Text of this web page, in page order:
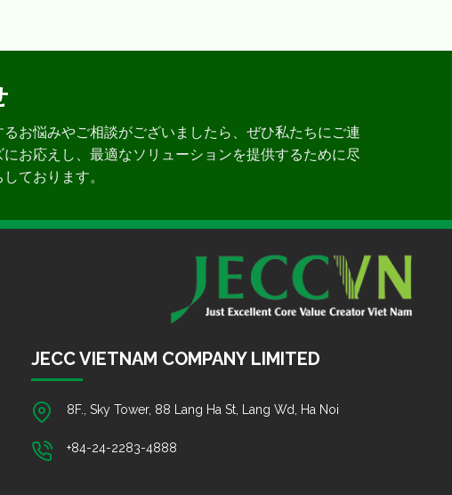
お悩みやご相談がございましたら、ぜひ私たちにご連
お応えし、最適なソリューションを提供するために尽
ております。
JECC VIETNAM COMPANY LIMITED
8F., Sky Tower, 88 Lang Ha St, Lang Wd, Ha Noi
+84-24-2283-4888